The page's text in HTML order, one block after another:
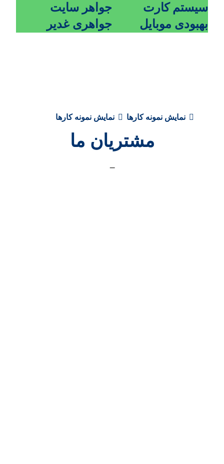
سیستم کارت
بهبودی موبایل
جواهر سایت
جواهری غدیر
نمایش نمونه کارها نمایش نمونه کارها
مشتریان ما